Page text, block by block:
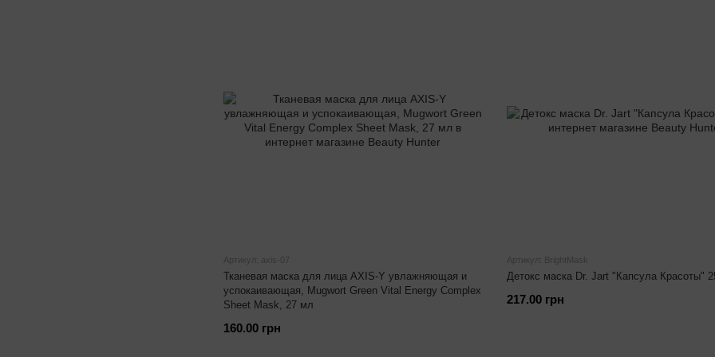
Артикул: axis-07
Тканевая маска для лица AXIS-Y увлажняющая и
успокаивающая, Mugwort Green Vital Energy Complex
Sheet Mask, 27 мл
160.00 грн
Артикул: BrightMask
Детокс маска Dr. Jart "Капсула Красоты"
217.00 грн